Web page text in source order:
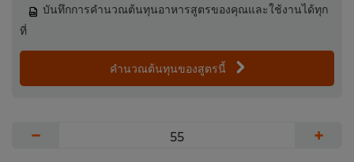
บันทึกการคำนวณต้นทุนอาหารสูตรของคุณและใช้งานได้ทุก
ที่
คำนวณต้นทุนของสูตรนี้
− +